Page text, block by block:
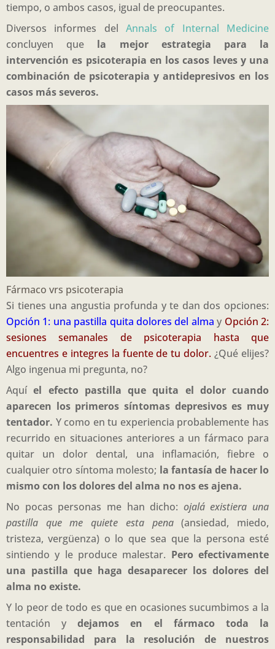
tiempo, o ambos casos, igual de preocupantes.
Diversos informes del Annals of Internal Medicine
concluyen que la mejor estrategia para la
intervención es psicoterapia en los casos leves y una
combinación de psicoterapia y antidepresivos en los
casos más severos.
Fármaco vrs psicoterapia
Si tienes una angustia profunda y te dan dos opciones:
Opción 1: una pastilla quita dolores del alma y Opción 2:
sesiones semanales de psicoterapia hasta que
encuentres e integres la fuente de tu dolor. ¿Qué elijes?
Algo ingenua mi pregunta, no?
Aquíel efecto pastilla que quita el dolor cuando
aparecen los primeros síntomas depresivos es muy
tentador. Y como en tu experiencia probablemente has
recurrido en situaciones anteriores a un fármaco para
quitar un dolor dental, una inflamación, fiebre o
cualquier otro síntoma molesto; la fantasía de hacer lo
mismo con los dolores del alma no nos es ajena.
No pocas personas me han dicho: ojalá existiera una
pastilla que me quiete esta pena(ansiedad, miedo,
tristeza, vergüenza) o lo que sea que la persona esté
sintiendo y le produce malestar. Pero efectivamente
una pastilla que haga desaparecer los dolores del
alma no existe.
Y lo peor de todo es que en ocasiones sucumbimos a la
tentación ydejamos en el fármaco toda la
responsabilidad para la resolución de nuestros